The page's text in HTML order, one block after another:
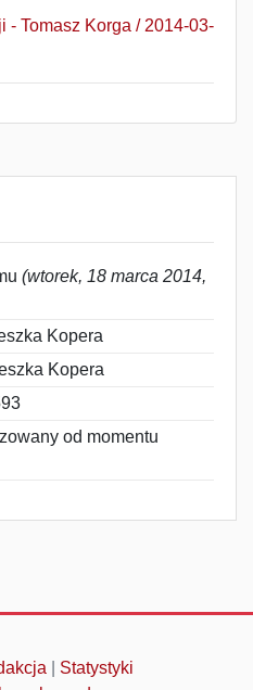
- Tomasz Korga / 2014-03-
(wtorek, 18 marca 2014,
Kopera
Kopera
od momentu
Statystyki